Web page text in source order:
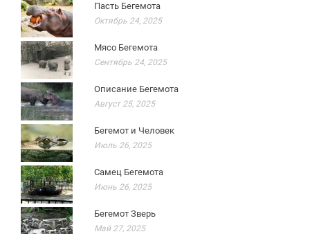
Пасть Бегемота
Октябрь 24, 2025
Мясо Бегемота
Сентябрь 24, 2025
Описание Бегемота
Август 25, 2025
Бегемот и Человек
Июль 26, 2025
Самец Бегемота
Июнь 26, 2025
Бегемот Зверь
Май 27, 2025